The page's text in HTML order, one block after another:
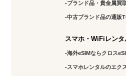
ブランド品・貴金属買
中古ブランド品の通販
スマホ・WiFiレンタ
海外eSIMならクロス
スマホレンタルのエク